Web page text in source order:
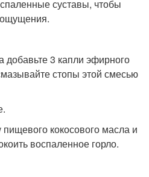
суставы, чтобы
добавьте 3 капли эфирного
стопы этой смесью
кокосового масла и
воспаленное горло.